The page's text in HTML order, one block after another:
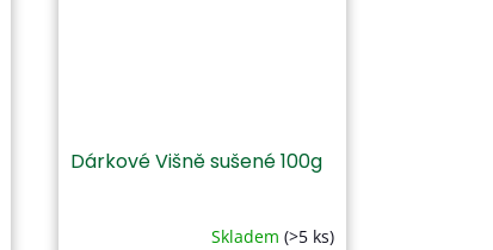
Dárkové Višně sušené 100g
Skladem (>5 ks)